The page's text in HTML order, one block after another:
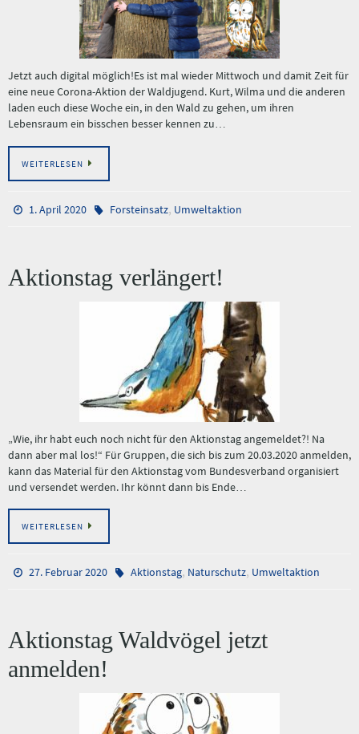
Jetzt auch digital möglich!Es ist mal wieder Mittwoch und damit Zeit für
eine neue Corona-Aktion der Waldjugend. Kurt, Wilma und die anderen
laden euch diese Woche ein, in den Wald zu gehen, um ihren
Lebensraum ein bisschen besser kennen zu…
WEITERLESEN
1. April 2020 Forsteinsatz, Umweltaktion
Aktionstag verlängert!
„Wie, ihr habt euch noch nicht für den Aktionstag angemeldet?! Na
dann aber mal los!“ Für Gruppen, die sich bis zum 20.03.2020 anmelden,
kann das Material für den Aktionstag vom Bundesverband organisiert
und versendet werden. Ihr könnt dann bis Ende…
WEITERLESEN
27. Februar 2020 Aktionstag, Naturschutz, Umweltaktion
Aktionstag Waldvögel jetzt
anmelden!